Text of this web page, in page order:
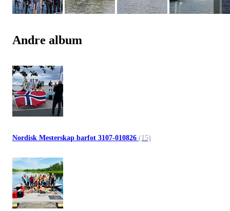
Andre album
Nordisk Mesterskap barfot 3107-010826 (15)